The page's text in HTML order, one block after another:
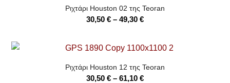
51,30 €
Ριχτάρι Houston 02 της Teoran
30,50 € – 49,30 €Price
30,50 €
49,30 €
Ριχτάρι Houston 12 της Teoran
30,50 € – 61,10 €Price